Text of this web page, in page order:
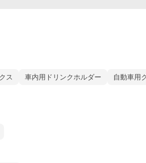
ス 車内用ドリンクホルダー
自動車用